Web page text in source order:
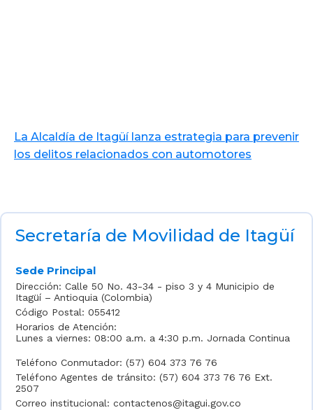
La Alcaldía de Itagüí lanza estrategia para prevenir
los delitos relacionados con automotores
Secretaría de Movilidad de Itagüí
Sede Principal
Dirección: Calle 50 No. 43-34 - piso 3 y 4 Municipio de
Itagüí – Antioquia (Colombia)
Código Postal: 055412
Horarios de Atención:
Lunes a viernes: 08:00 a.m. a 4:30 p.m. Jornada Continua
Teléfono Conmutador: (57) 604 373 76 76
Teléfono Agentes de tránsito: (57) 604 373 76 76 Ext.
2507
Correo institucional: contactenos@itagui.gov.co